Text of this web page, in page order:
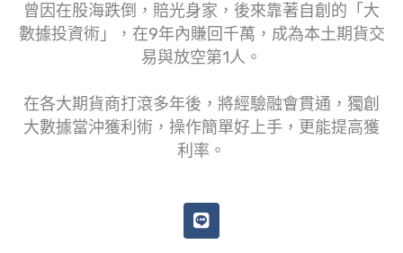
曾因在股海跌倒，賠光身家，後來靠著自創的「大
數據投資術」，在9年內賺回千萬，成為本土期貨交
易與放空第1人。
在各大期貨商打滾多年後，將經驗融會貫通，獨創
大數據當沖獲利術，操作簡單好上手，更能提高獲
利率。
L
i